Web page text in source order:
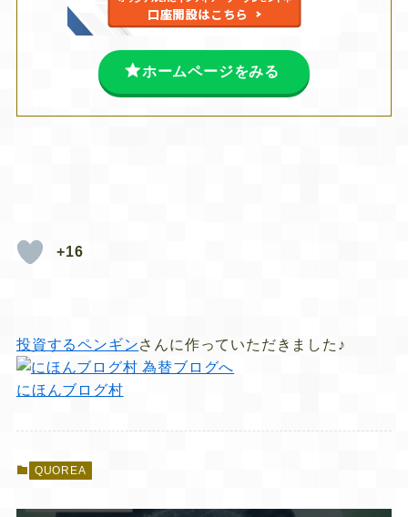
ホームページをみる
+16
投資するペンギンさんに作っていただきました♪
にほんブログ村
QUOREA